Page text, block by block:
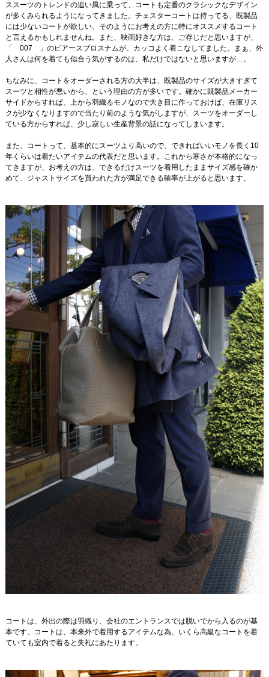
ススーツのトレンドの追い風に乗って、コートも定番のクラシックなデザイン
が多くみられるようになってきました。チェスターコートは持ってる、既製品
には少ないコートが欲しい、そのようにお考えの方に特にオススメするコート
と言えるかもしれませんね。また、映画好きな方は、ご存じだと思いますが、
「 007 」のピアースブロスナムが、カッコよく着こなしてました。まぁ、外
人さんは何を着ても似合う気がするのは、私だけではないと思いますが…。
ちなみに、コートをオーダーされる方の大半は、既製品のサイズが大きすぎて
スーツと相性が悪いから、という理由の方が多いです。確かに既製品メーカー
サイドからすれば、上から羽織るモノなので大き目に作っておけば、在庫リス
クが少なくなりますので当たり前のような気がしますが、スーツをオーダーし
ている方からすれば、少し寂しい生産背景の話になってしまいます。
また、コートって、基本的にスーツより高いので、できればいいモノを長く10
年くらいは着たいアイテムの代表だと思います。これから寒さが本格的になっ
てきますが、お考えの方は、できるだけスーツを着用したままサイズ感を確か
めて、ジャストサイズを買われた方が満足できる確率が上がると思います。
コートは、外出の際は羽織り、会社のエントランスでは脱いでから入るのが基
本です。コートは、本来外で着用するアイテムな為、いくら高級なコートを着
ていても室内で着ると失礼にあたります。